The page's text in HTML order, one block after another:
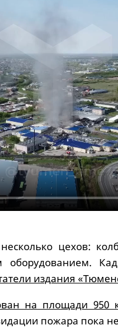
цехов:
издания
на площади 950
пожара пока